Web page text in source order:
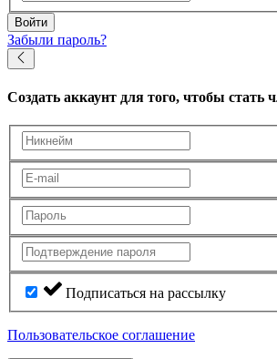
Войти
Забыли пароль?
Создать аккаунт для того, чтобы стать
Подписаться на рассылку
Пользовательское соглашение